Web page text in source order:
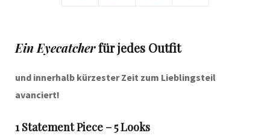
Ein Eyecatcherfür jedes Outfit
und innerhalb kürzester Zeit zum Lieblingsteil
avanciert!
1 Statement Piece – 5 Looks